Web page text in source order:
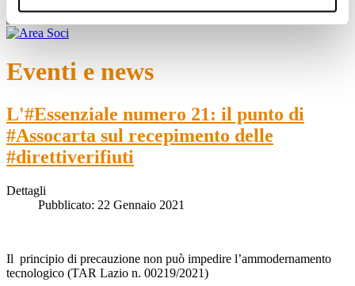
Eventi e news
L'#Essenziale numero 21: il punto di
#Assocarta sul recepimento delle
#direttiverifiuti
Dettagli
Pubblicato: 22 Gennaio 2021
Il principio di precauzione non può impedire l’ammodernamento
tecnologico (TAR Lazio n. 00219/2021)